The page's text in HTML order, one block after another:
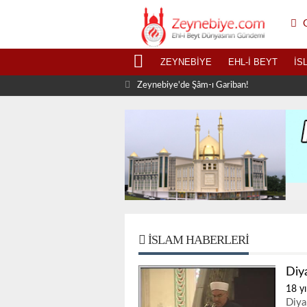
ZEYNEBIYE EHL-I BEYT
Zeynebiye'de Şâm-ı Gariban!
İSLAM HABERLERI
18